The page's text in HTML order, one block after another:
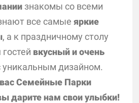
знакомы со всеми
все самые яркие
, а к праздничному столу
вкусный и очень
дизайном.
Семейные Парки
дарите нам свои улыбки!